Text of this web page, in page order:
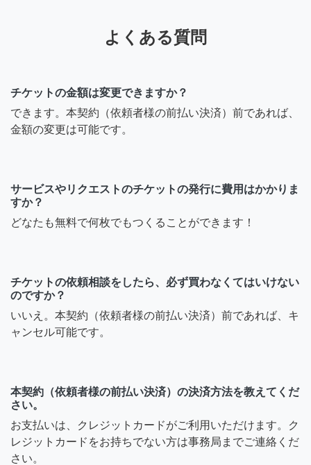
よくある質問
チケットの金額は変更できますか？
できます。本契約（依頼者様の前払い決済）前であれば、
金額の変更は可能です。
サービスやリクエストのチケットの発行に費用はかかりま
すか？
どなたも無料で何枚でもつくることができます！
チケットの依頼相談をしたら、必ず買わなくてはいけない
のですか？
いいえ。本契約（依頼者様の前払い決済）前であれば、キ
ャンセル可能です。
本契約（依頼者様の前払い決済）の決済方法を教えてくだ
さい。
お支払いは、クレジットカードがご利用いただけます。ク
レジットカードをお持ちでない方は事務局までご連絡くだ
さい。